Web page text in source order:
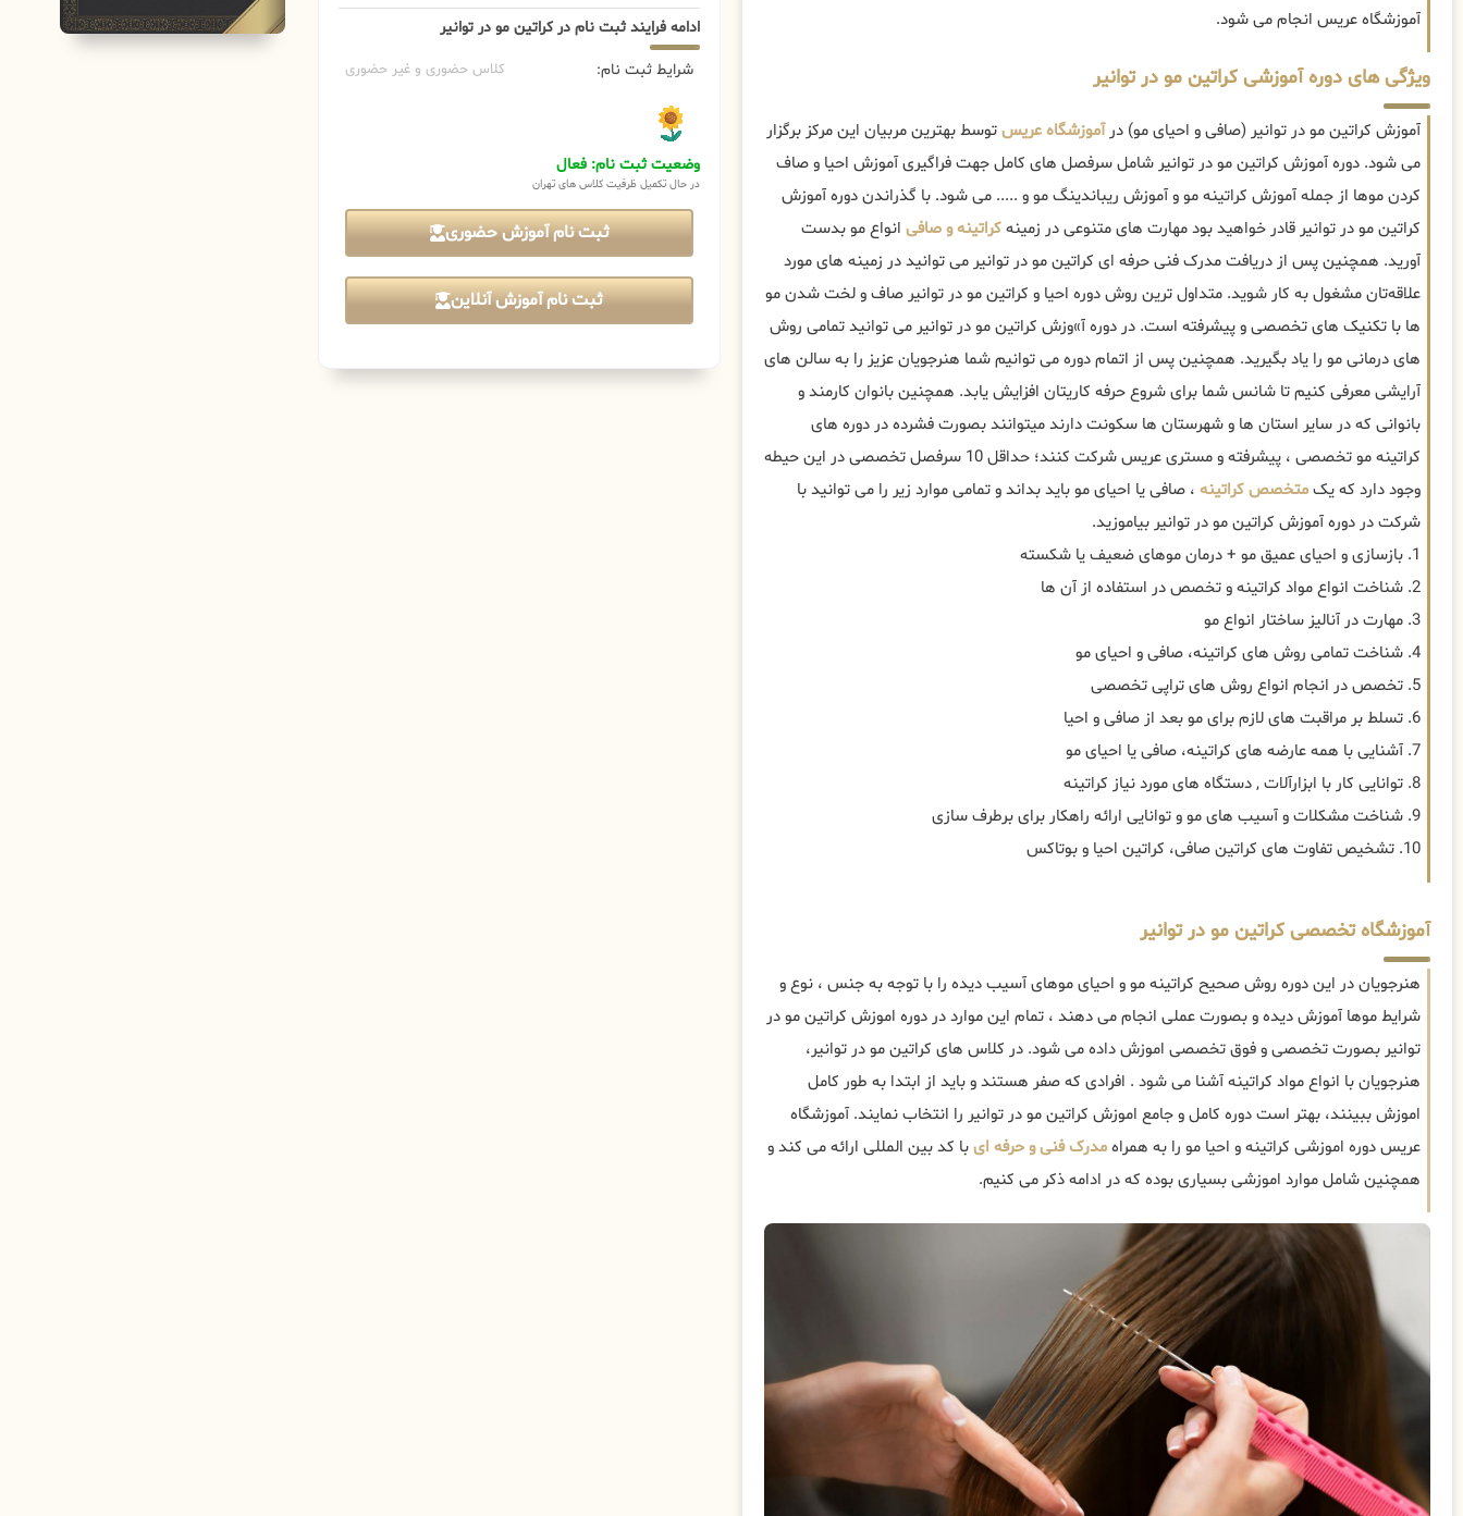
آموزشگاه عریس انجام می شود.
ویژگی های دوره آموزشی کراتین مو در توانیر
آموزش کراتین مو در توانیر (صافی و احیای مو) درآموزشگاه عریستوسط بهترین مربیان این مرکز برگزار
می شود. دوره آموزش کراتین مو در توانیر شامل سرفصل های کامل جهت فراگیری آموزش احیا و صاف
کردن موها از جمله آموزش کراتینه مو و آموزش ریباندینگ مو و ..... می شود. با گذراندن دوره آموزش
کراتین مو در توانیر قادر خواهید بود مهارت های متنوعی در زمینهکراتینه و صافی انواع مو بدست
آورید. همچنین پس از دریافت مدرک فنی حرفه ای کراتین مو در توانیر می توانید در زمینه های مورد
علاقه‌تان مشغول به کار شوید. متداول ترین روش دوره احیا و کراتین مو در توانیر صاف و لخت شدن مو
ها با تکنیک های تخصصی و پیشرفته است. در دوره آ»وزش کراتین مو در توانیر می توانید تمامی روش
های درمانی مو را یاد بگیرید. همچنین پس از اتمام دوره می توانیم شما هنرجویان عزیز را به سالن های
آرایشی معرفی کنیم تا شانس شما برای شروع حرفه کاریتان افزایش یابد. همچنین بانوان کارمند و
بانوانی که در سایر استان ها و شهرستان ها سکونت دارند میتوانند بصورت فشرده در دوره های
کراتینه مو تخصصی ، پیشرفته و مستری عریس شرکت کنند؛ حداقل 10 سرفصل تخصصی در این حیطه
وجود دارد که یکمتخصص کراتینه ، صافی یا احیای مو باید بداند و تمامی موارد زیر را می توانید با
شرکت در دوره آموزش کراتین مو در توانیر بیاموزید.
1. بازسازی و احیای عمیق مو + درمان موهای ضعیف یا شکسته
2. شناخت انواع مواد کراتینه و تخصص در استفاده از آن ها
3. مهارت در آنالیز ساختار انواع مو
4. شناخت تمامی روش های کراتینه، صافی و احیای مو
5. تخصص در انجام انواع روش های تراپی تخصصی
6. تسلط بر مراقبت های لازم برای مو بعد از صافی و احیا
7. آشنایی با همه عارضه های کراتینه، صافی یا احیای مو
8. توانایی کار با ابزارآلات , دستگاه های مورد نیاز کراتینه
9. شناخت مشکلات و آسیب های مو و توانایی ارائه راهکار برای برطرف سازی
10. تشخیص تفاوت های کراتین صافی، کراتین احیا و بوتاکس
آموزشگاه تخصصی کراتین مو در توانیر
هنرجویان در این دوره روش صحیح کراتینه مو و احیای موهای آسیب دیده را با توجه به جنس ، نوع و
شرایط موها آموزش دیده و بصورت عملی انجام می دهند ، تمام این موارد در دوره اموزش کراتین مو در
توانیر بصورت تخصصی و فوق تخصصی اموزش داده می شود. در کلاس های کراتین مو در توانیر،
هنرجویان با انواع مواد کراتینه آشنا می شود . افرادی که صفر هستند و باید از ابتدا به طور کامل
اموزش ببینند، بهتر است دوره کامل و جامع اموزش کراتین مو در توانیر را انتخاب نمایند. آموزشگاه
عریس دوره اموزشی کراتینه و احیا مو را به همراهمدرک فنی و حرفه ایبا کد بین المللی ارائه می کند و
همچنین شامل موارد اموزشی بسیاری بوده که در ادامه ذکر می کنیم.
ادامه فرایند ثبت نام در کراتین مو در توانیر
شرایط ثبت نام: کلاس حضوری و غیر حضوری
وضعیت ثبت نام: فعال
در حال تکمیل ظرفیت کلاس های تهران
ثبت نام آموزش حضوری
ثبت نام آموزش آنلاین